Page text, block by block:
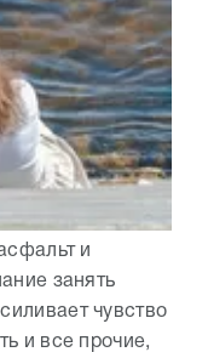
и
занять
чувство
и все прочие,